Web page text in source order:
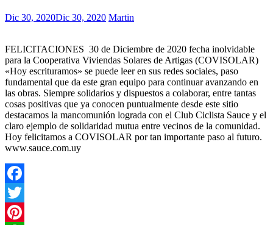
Dic 30, 2020Dic 30, 2020 Martin
FELICITACIONES 30 de Diciembre de 2020 fecha inolvidable
para la Cooperativa Viviendas Solares de Artigas (COVISOLAR)
«Hoy escrituramos» se puede leer en sus redes sociales, paso
fundamental que da este gran equipo para continuar avanzando en
las obras. Siempre solidarios y dispuestos a colaborar, entre tantas
cosas positivas que ya conocen puntualmente desde este sitio
destacamos la mancomunión lograda con el Club Ciclista Sauce y el
claro ejemplo de solidaridad mutua entre vecinos de la comunidad.
Hoy felicitamos a COVISOLAR por tan importante paso al futuro.
www.sauce.com.uy
Facebook
Twitter